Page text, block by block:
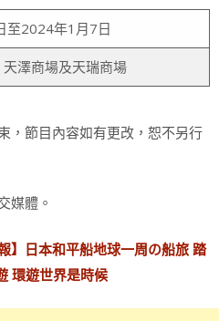
至2024年1月7日
澤商場及天瑞商場
，節目內容如有更改，恕不另行
媒體。
】日本和平船地球一周の船旅 踏
環遊世界是時候